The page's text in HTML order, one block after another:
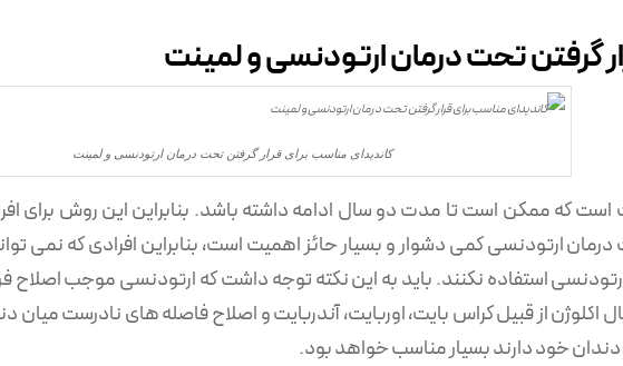
گرفتن تحت درمان ارتودنسی و لمینت
کاندیدای مناسب برای قرار گرفتن تحت درمان ارتودنسی و لمینت
که ممکن است تا مدت دو سال ادامه داشته باشد. بنابراین این روش برای
ارتودنسی کمی دشوار و بسیار حائز اهمیت است، بنابراین افرادی که نمی
استفاده نکنند. باید به این نکته توجه داشت که ارتودنسی موجب
از قبیل کراس بایت، اوربایت، آندربایت و اصلاح فاصله های نادرست میان
خود دارند بسیار مناسب خواهد بود.